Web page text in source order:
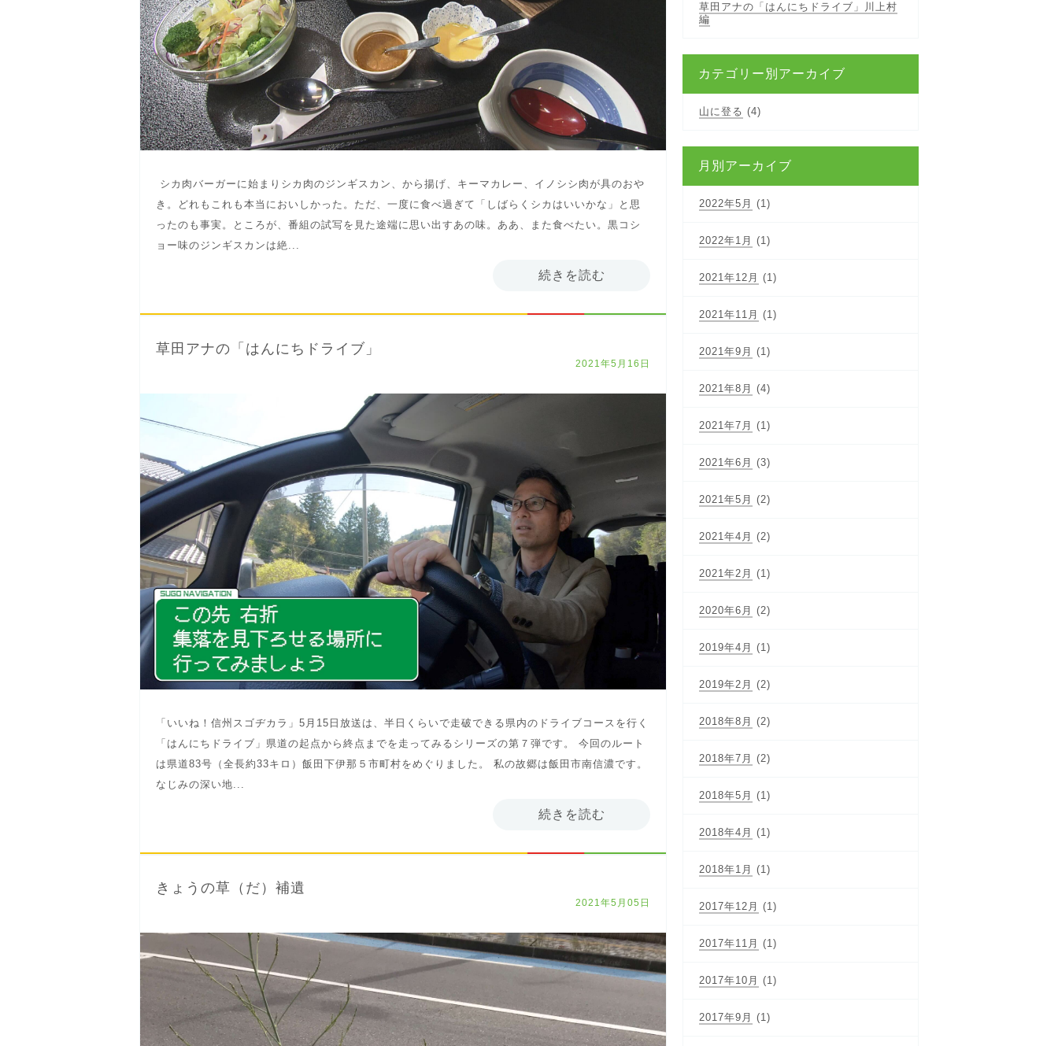
シカ肉バーガーに始まりシカ肉のジンギスカン、から揚げ、キーマカレー、イノシシ肉が具のおや
き。どれもこれも本当においしかった。ただ、一度に食べ過ぎて「しばらくシカはいいかな」と思
ったのも事実。ところが、番組の試写を見た途端に思い出すあの味。ああ、また食べたい。黒コシ
ョー味のジンギスカンは絶...
続きを読む
草田アナの「はんにちドライブ」
2021年5月16日
「いいね！信州スゴヂカラ」5月15日放送は、半日くらいで走破できる県内のドライブコースを行く
「はんにちドライブ」県道の起点から終点までを走ってみるシリーズの第７弾です。 今回のルート
は県道83号（全長約33キロ）飯田下伊那５市町村をめぐりました。 私の故郷は飯田市南信濃です。
なじみの深い地...
続きを読む
きょうの草（だ）補遺
2021年5月05日
草田アナの「はんにちドライブ」川上村
編
カテゴリー別アーカイブ
山に登る (4)
月別アーカイブ
2022年5月 (1)
2022年1月 (1)
2021年12月 (1)
2021年11月 (1)
2021年9月 (1)
2021年8月 (4)
2021年7月 (1)
2021年6月 (3)
2021年5月 (2)
2021年4月 (2)
2021年2月 (1)
2020年6月 (2)
2019年4月 (1)
2019年2月 (2)
2018年8月 (2)
2018年7月 (2)
2018年5月 (1)
2018年4月 (1)
2018年1月 (1)
2017年12月 (1)
2017年11月 (1)
2017年10月 (1)
2017年9月 (1)